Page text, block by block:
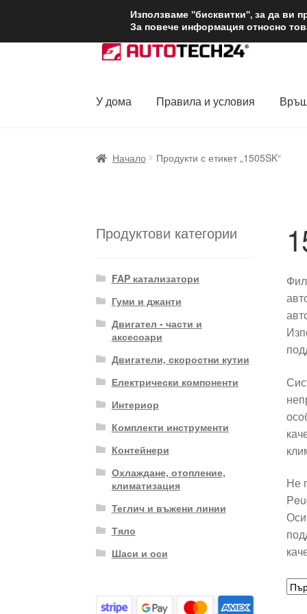
ДОСТАВКА от
Skip
to
Skip
to
У дома
Правила и условия
Начало Продукти с етикет „1505SK“
Не
Продуктови категории
FAP катализатори
Гуми и джанти
Двигател - части и
аксесоари
Двигатели, скоростни кутии
Електрически компоненти
Интериор
Комплекти инструменти
Контейнери
Охлаждане, отопление,
климатизация
Теглич и въжени линии
Тяло
Шаси и оси
Използваме "бисквитки", за да ви
За повече информация относно